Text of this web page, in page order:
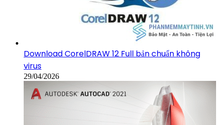
Download CorelDRAW 12 Full bản chuẩn không
virus
29/04/2026